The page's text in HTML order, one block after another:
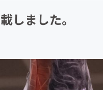
しました。